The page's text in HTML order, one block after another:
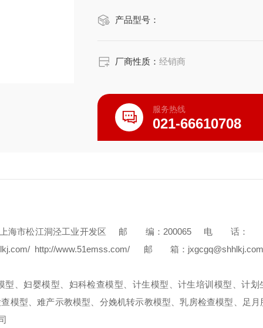
产品型号：
厂商性质：经销商
服务热线
021-66610708
海市松江洞泾工业开发区 邮 编：200065 电 话：
http://www.51emss.com/ 邮 箱：jxgcgq@shhlkj.com
、妇婴模型、妇科检查模型、计生模型、计生培训模型、计划
模型、难产示教模型、分娩机转示教模型、乳房检查模型、足月